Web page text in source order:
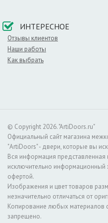
Особенности
В качестве
древесины,
сотовыми
Белые двери
список
двери этого
– в гостиной
– душевой,
– современном
Светлый оттенок
ИНТЕРЕСНОЕ
Отзывы клиентов
Наши работы
Как выбрать
© Copyright 2026. "ArtiDoors.ru"
Официальный сайт магазина
"ArtiDoors" - двери, которые вы
Вся информация представленная
исключительно информационный
офертой.
Изображения и цвет товаров
незначительно отличаться от
Копирование любых материалов
запрещено.